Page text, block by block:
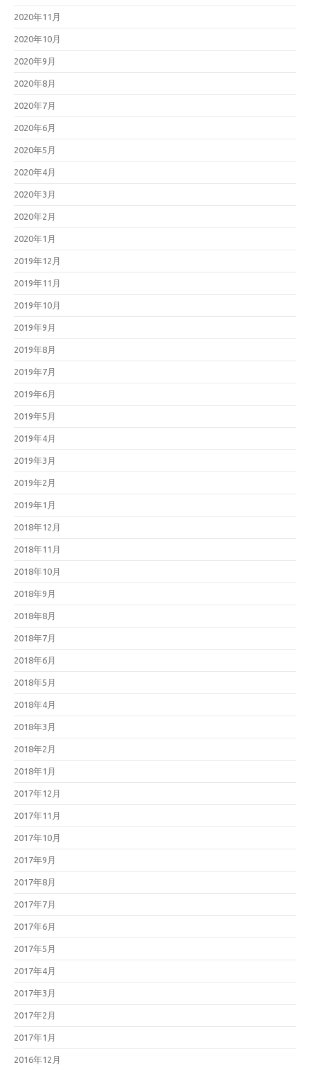
2020年11月
2020年10月
2020年9月
2020年8月
2020年7月
2020年6月
2020年5月
2020年4月
2020年3月
2020年2月
2020年1月
2019年12月
2019年11月
2019年10月
2019年9月
2019年8月
2019年7月
2019年6月
2019年5月
2019年4月
2019年3月
2019年2月
2019年1月
2018年12月
2018年11月
2018年10月
2018年9月
2018年8月
2018年7月
2018年6月
2018年5月
2018年4月
2018年3月
2018年2月
2018年1月
2017年12月
2017年11月
2017年10月
2017年9月
2017年8月
2017年7月
2017年6月
2017年5月
2017年4月
2017年3月
2017年2月
2017年1月
2016年12月